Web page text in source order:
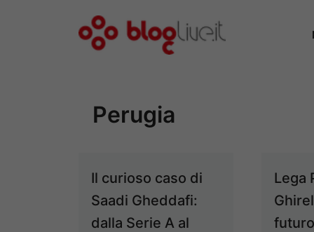
Perugia
Il curioso caso di
Saadi Gheddafi:
dalla Serie A al
Lega
futuro